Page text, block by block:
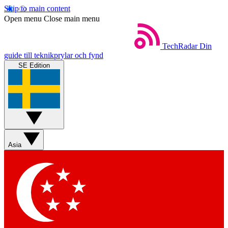
Skip to main content
Open menu Close main menu
TechRadar Din
guide till teknikprylar och fynd
SE Edition
Asia